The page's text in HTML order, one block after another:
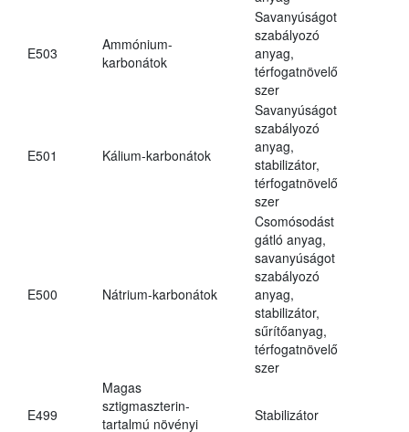
E503
Ammónium-
karbonátok
Savanyúságot
szabályozó
anyag,
térfogatnövelő
szer
E501 Kálium-karbonátok
Savanyúságot
szabályozó
anyag,
stabilizátor,
térfogatnövelő
szer
E500 Nátrium-karbonátok
Csomósodást
gátló anyag,
savanyúságot
szabályozó
anyag,
stabilizátor,
sűrítőanyag,
térfogatnövelő
szer
E499
Magas
sztigmaszterin-
tartalmú növényi
Stabilizátor